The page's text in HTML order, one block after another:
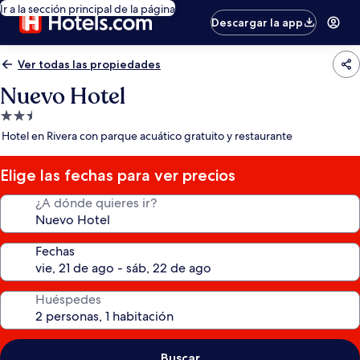
Ir a la sección principal de la página
Descargar la app
Ver todas las propiedades
Nuevo Hotel
Propiedad
de
estrellas
Hotel en Rivera con parque acuático gratuito y restaurante
Elige las fechas para ver precios
¿A dónde quieres ir?
Fechas
Huéspedes